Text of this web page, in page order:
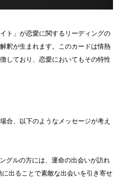
ト」が恋愛に関するリーディングの
釈が生まれます。このカードは情熱
しており、恋愛においてもその特性
合、以下のようなメッセージが考え
グルの方には、運命の出会いが訪れ
出ることで素敵な出会いを引き寄せ